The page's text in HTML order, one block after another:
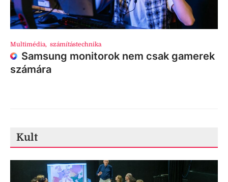
Multimédia, számítástechnika
Samsung monitorok nem csak gamerek
számára
Kult